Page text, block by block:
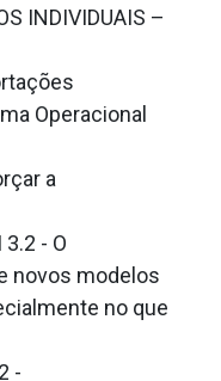
INDIVIDUAIS –
Operacional
a
3.2 - O
novos modelos
no que
-